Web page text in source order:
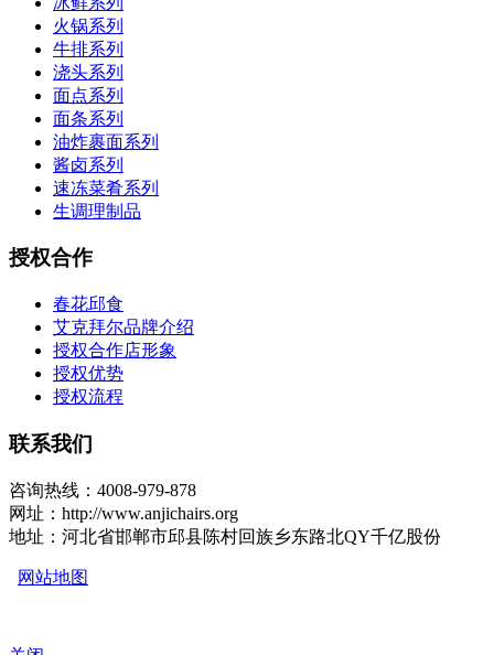
火锅系列
牛排系列
浇头系列
面点系列
面条系列
油炸裹面系列
酱卤系列
速冻菜肴系列
生调理制品
授权合作
春花邱食
艾克拜尔品牌介绍
授权合作店形象
授权优势
授权流程
联系我们
咨询热线：4008-979-878
网址：http://www.anjichairs.org
地址：河北省邯郸市邱县陈村回族乡东路北QY千亿股份
网站地图